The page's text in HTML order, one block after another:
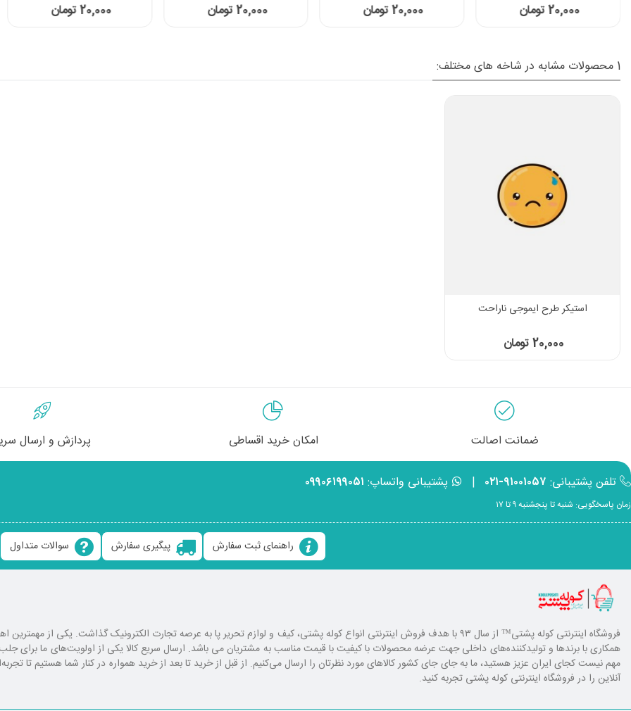
20,000 تومان 20,000 تومان 20,000 تومان 20,000 تومان
1 محصولات مشابه در شاخه های مختلف:
استیکر طرح ایموجی ناراحت
20,000 تومان
ضمانت اصالت امکان خرید اقساطی پردازش و ارسال
تلفن پشتیبانی: ۹۱۰۰۱۰۵۷-۰۲۱ | پشتیبانی واتساپ: ۰۹۹۰۶۱۹۹۰۵۱
زمان پاسخگویی: شنبه تا پنجشنبه ۹ تا ۱۷
راهنمای ثبت سفارش پیگیری سفارش سوالات متداول
فروشگاه اینترنتی کوله پشتی
™ از سال ۹۳ با هدف فروش اینترنتی انواع کوله پشتی، کیف و لوازم تحریر پا به عرصه تجارت الکترونیک گذاشت. یکی از
همکاری با برند‌ها و تولیدکننده‌های داخلی جهت عرضه محصولات با کیفیت با قیمت مناسب به مشتریان می باشد. ارسال سریع کالا یکی از اولویت‌های ما برای
مهم نیست کجای ایران عزیز هستید، ما به جای جای کشور کالا‌های مورد نظرتان را ارسال می‌کنیم. از قبل از خرید تا بعد از خرید همواره در کنار شما هستیم تا
آنلاین را در فروشگاه اینترنتی کوله پشتی تجربه کنید.